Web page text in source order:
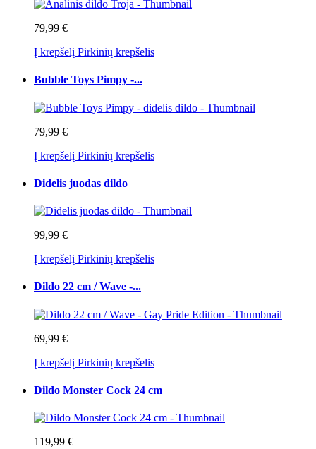
79,99 €
Į krepšelį Pirkinių krepšelis
Bubble Toys Pimpy -...
79,99 €
Į krepšelį Pirkinių krepšelis
Didelis juodas dildo
99,99 €
Į krepšelį Pirkinių krepšelis
Dildo 22 cm / Wave -...
69,99 €
Į krepšelį Pirkinių krepšelis
Dildo Monster Cock 24 cm
119,99 €